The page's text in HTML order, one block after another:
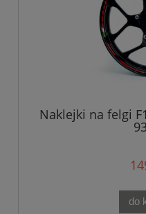
Naklejki na felgi
do